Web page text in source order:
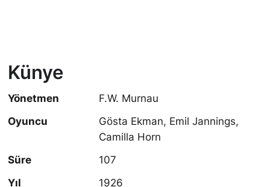
Künye
Yönetmen
F.W. Murnau
Oyuncu
Gösta Ekman, Emil Jannings,
Camilla Horn
Süre
107
Yıl
1926